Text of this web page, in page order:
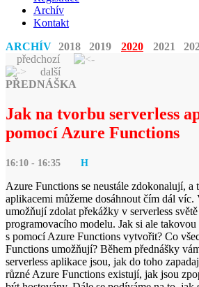
Archív
Kontakt
ARCHÍV 2018 2019 2020 2021
předchozí
další
PŘEDNÁŠKA
Jak na tvorbu serverless
pomocí Azure Functions
16:10 - 16:35 H
Azure Functions se neustále zdokonalují, a
aplikacemi můžeme dosáhnout čím dál
umožňují zdolat překážky v serverless
programovacího modelu. Jak si ale takovou
s pomocí Azure Functions vytvořit? Co
Functions umožňují? Během přednášky
serverless aplikace jsou, jak do toho
různé Azure Functions existují, jak jsou